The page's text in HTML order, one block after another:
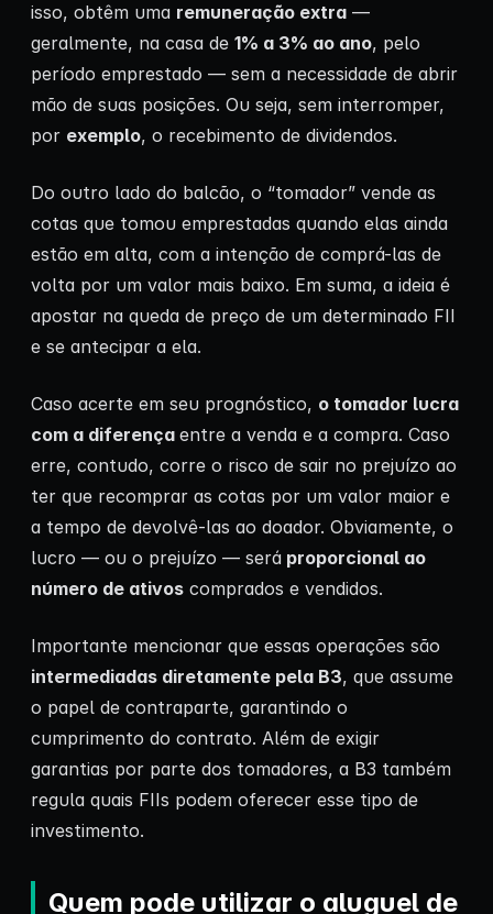
isso, obtêm uma remuneração extra —
geralmente, na casa de 1% a 3% ao ano, pelo
período emprestado — sem a necessidade de abrir
mão de suas posições. Ou seja, sem interromper,
por exemplo, o recebimento de dividendos.
Do outro lado do balcão, o “tomador” vende as
cotas que tomou emprestadas quando elas ainda
estão em alta, com a intenção de comprá-las de
volta por um valor mais baixo. Em suma, a ideia é
apostar na queda de preço de um determinado FII
e se antecipar a ela.
Caso acerte em seu prognóstico, o tomador lucra
com a diferença entre a venda e a compra. Caso
erre, contudo, corre o risco de sair no prejuízo ao
ter que recomprar as cotas por um valor maior e
a tempo de devolvê-las ao doador. Obviamente, o
lucro — ou o prejuízo — será proporcional ao
número de ativos comprados e vendidos.
Importante mencionar que essas operações são
intermediadas diretamente pela B3, que assume
o papel de contraparte, garantindo o
cumprimento do contrato. Além de exigir
garantias por parte dos tomadores, a B3 também
regula quais FIIs podem oferecer esse tipo de
investimento.
Quem pode utilizar o aluguel de